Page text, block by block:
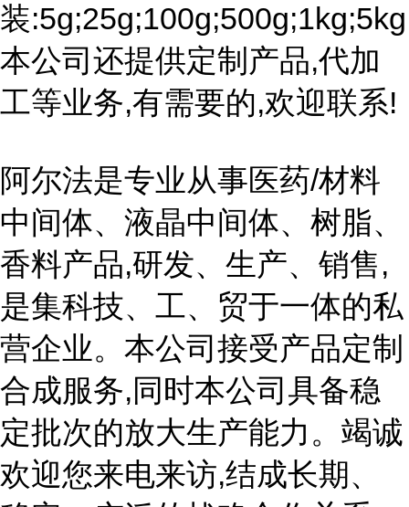
装:5g;25g;100g;500g;1kg;5kg
本公司还提供定制产品,代加
工等业务,有需要的,欢迎联系!
阿尔法是专业从事医药/材料
中间体、液晶中间体、树脂、
香料产品,研发、生产、销售,
是集科技、工、贸于一体的私
营企业。本公司接受产品定制
合成服务,同时本公司具备稳
定批次的放大生产能力。竭诚
欢迎您来电来访,结成长期、